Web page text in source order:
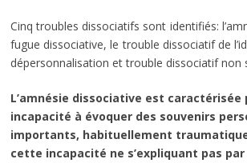
Cinq troubles dissociatifs sont identifiés:
fugue dissociative, le trouble dissociatif de
dépersonnalisation et trouble dissociatif non
L’amnésie dissociative est caractérisée
incapacité à évoquer des souvenirs
importants, habituellement
cette incapacité ne s’expliquant pas